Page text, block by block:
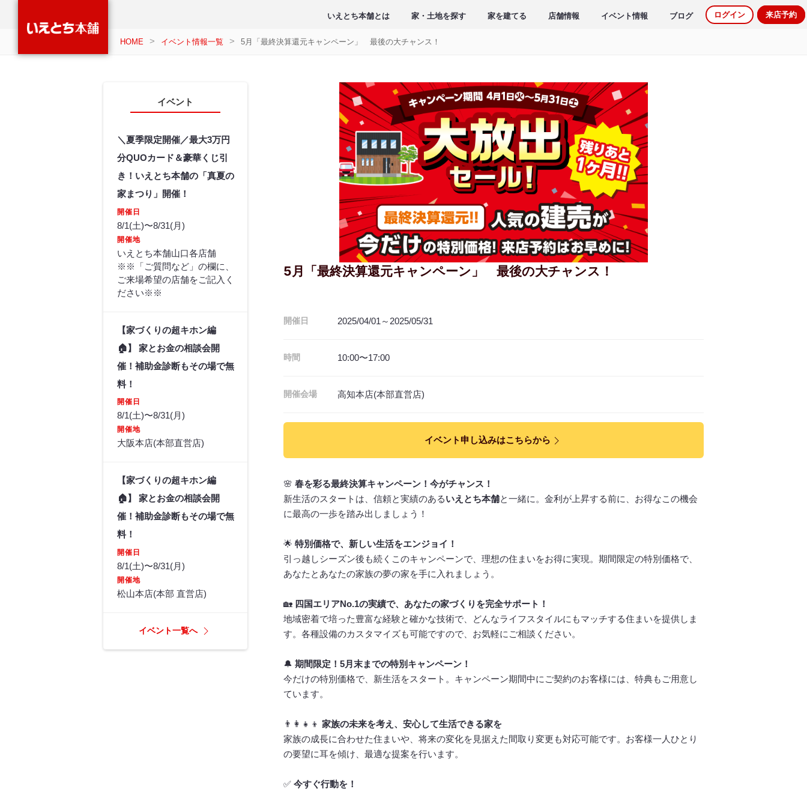
いえとち本舗とは 家・土地を探す 家を建てる 店舗情報 イベント情報 ブログ ログイン 来店予約
HOME イベント情報一覧 5月「最終決算還元キャンペーン」 最後の大チャンス！
イベント
＼夏季限定開催／最大3万円
分QUOカード＆豪華くじ引
き！いえとち本舗の「真夏の
家まつり」開催！
開催日
8/1(土)〜8/31(月)
開催地
いえとち本舗山口各店舗
※※「ご質問など」の欄に、
ご来場希望の店舗をご記入く
ださい※※
【家づくりの超キホン編
🏠】 家とお金の相談会開
催！補助金診断もその場で無
料！
開催日
8/1(土)〜8/31(月)
開催地
大阪本店(本部直営店)
【家づくりの超キホン編
🏠】 家とお金の相談会開
催！補助金診断もその場で無
料！
開催日
8/1(土)〜8/31(月)
開催地
松山本店(本部 直営店)
イベント一覧へ
5月「最終決算還元キャンペーン」 最後の大チャンス！
開催日 2025/04/01～2025/05/31
時間 10:00〜17:00
開催会場 高知本店(本部直営店)
イベント申し込みはこちらから
🌸 春を彩る最終決算キャンペーン！今がチャンス！
新生活のスタートは、信頼と実績のあるいえとち本舗と一緒に。金利が上昇する前に、お得なこの機会
に最高の一歩を踏み出しましょう！
🌟 特別価格で、新しい生活をエンジョイ！
引っ越しシーズン後も続くこのキャンペーンで、理想の住まいをお得に実現。期間限定の特別価格で、
あなたとあなたの家族の夢の家を手に入れましょう。
🏡 四国エリアNo.1の実績で、あなたの家づくりを完全サポート！
地域密着で培った豊富な経験と確かな技術で、どんなライフスタイルにもマッチする住まいを提供しま
す。各種設備のカスタマイズも可能ですので、お気軽にご相談ください。
🔔 期間限定！5月末までの特別キャンペーン！
今だけの特別価格で、新生活をスタート。キャンペーン期間中にご契約のお客様には、特典もご用意し
ています。
👨‍👩‍👧‍👦 家族の未来を考え、安心して生活できる家を
家族の成長に合わせた住まいや、将来の変化を見据えた間取り変更も対応可能です。お客様一人ひとり
の要望に耳を傾け、最適な提案を行います。
✅ 今すぐ行動を！